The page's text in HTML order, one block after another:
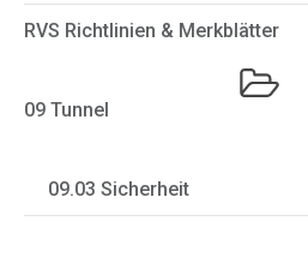
RVS Richtlinien & Merkblätter
09 Tunnel
09.03 Sicherheit